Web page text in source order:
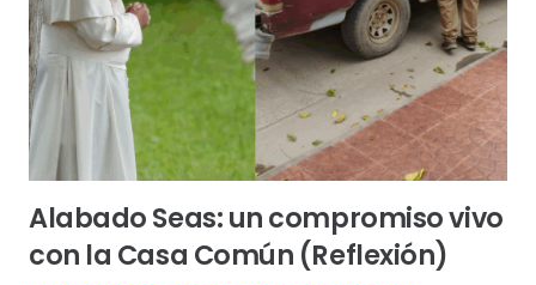
Alabado Seas: un compromiso vivo
con la Casa Común (Reflexión)